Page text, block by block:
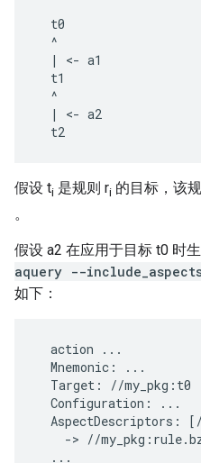
  t0
  ^
  | <- a1
  t1
  ^
  | <- a2
假设 ti 是规则 ri 的目标，该
。
假设 a2 在应用于目标 t0 时
aquery --
如下：
  action ...
  Mnemonic: ...
  Target: //my_pkg:t0
  Configuration: ...
AspectDescriptors:
-> //